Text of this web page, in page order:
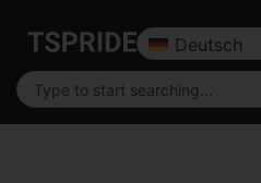
Deutsch